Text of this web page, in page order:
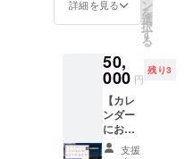
の方は
【沖縄
ンダー
～～】
と記載
された
ものを
選択し
てくだ
詳細を見る ン
を
選
択
す
る
50,
000 円
残り3
【カレ
ンダー
にお名
前掲支援